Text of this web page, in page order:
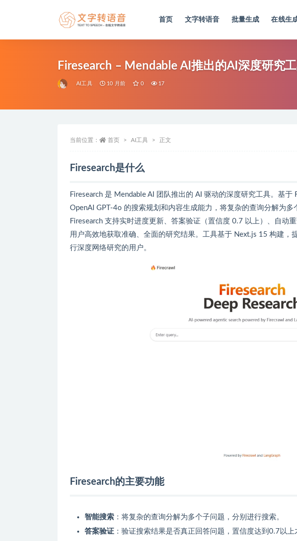
首页 文字转语音 批量生成 在线生
Firesearch – Mendable AI推出的AI深度研究
AI工具 10 月前 0 17
当前位置： 首页 AI工具 正文
Firesearch是什么
Firesearch 是 Mendable AI 团队推出的 AI 驱动的深度研究工具。基
OpenAI GPT-4o 的搜索规划和内容生成能力，将复杂的查询分解为多
Firesearch 支持实时进度更新、答案验证（置信度 0.7 以上）、自动
用户高效地获取准确、全面的研究结果。工具基于 Next.js 15 构建，
行深度网络研究的用户。
Firesearch的主要功能
智能搜索 ：将复杂的查询分解为多个子问题，分别进行搜索。
答案验证 ：验证搜索结果是否真正回答问题，置信度达到0.7以上